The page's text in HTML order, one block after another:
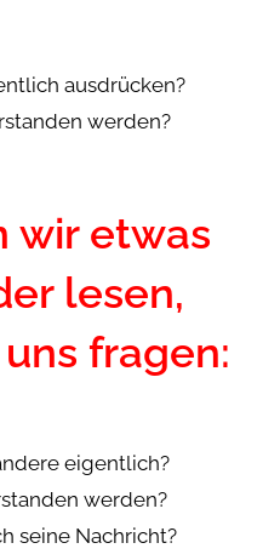
ausdrücken?
werden?
wir etwas
lesen,
fragen:
eigentlich?
werden?
seine Nachricht?